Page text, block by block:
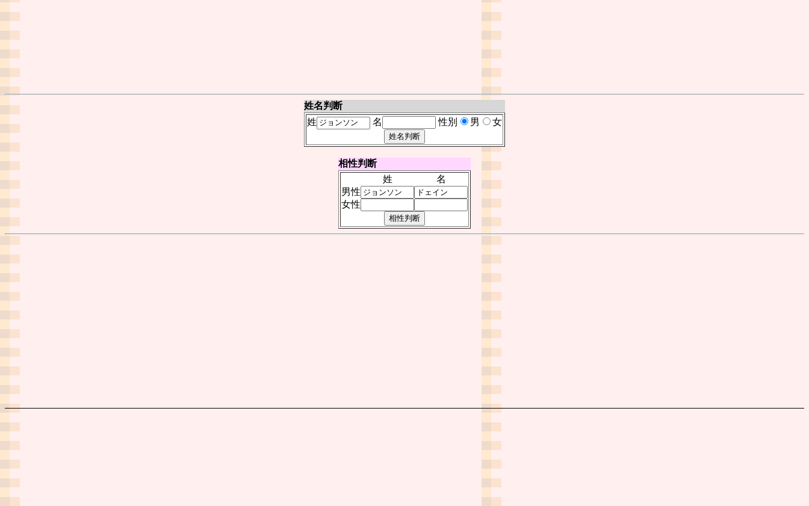
姓名判断
姓
名 性別 男 女
相性判断
姓
名
男性
女性